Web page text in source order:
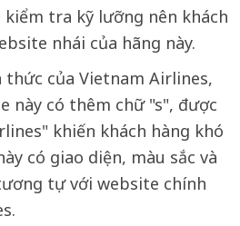
tra kỹ lưỡng nên khách
nhái của hãng này.
thức của Vietnam Airlines,
này có thêm chữ "s", được
khiến khách hàng khó
có giao diện, màu sắc và
tự với website chính